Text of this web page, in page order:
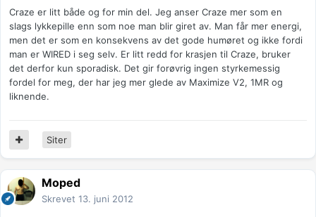
Craze er litt både og for min del. Jeg anser Craze mer som en
slags lykkepille enn som noe man blir giret av. Man får mer energi,
men det er som en konsekvens av det gode humøret og ikke fordi
man er WIRED i seg selv. Er litt redd for krasjen til Craze, bruker
det derfor kun sporadisk. Det gir forøvrig ingen styrkemessig
fordel for meg, der har jeg mer glede av Maximize V2, 1MR og
liknende.
Siter
Moped
Skrevet 13. juni 2012